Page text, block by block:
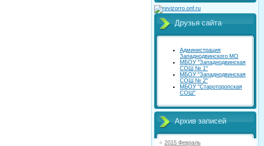
Друзья сайта
Администрация
Западнодвинского МО
МБОУ "Западнодвинская
СОШ № 1"
МБОУ "Западнодвинская
СОШ № 2"
МБОУ "Староторопская
СОШ"
Архив записей
2015 Февраль